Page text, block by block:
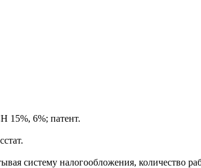
15%, 6%; патент.
систему налогообложения, количество